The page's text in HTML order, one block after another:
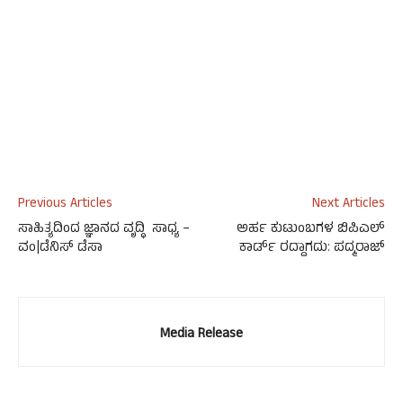
Previous Articles
ಸಾಹಿತ್ಯದಿಂದ ಜ್ಞಾನದ ವೃದ್ಧಿ ಸಾಧ್ಯ –
ವಂ|ಡೆನಿಸ್ ಡೆಸಾ
Next Articles
ಅರ್ಹ ಕುಟುಂಬಗಳ ಬಿಪಿಎಲ್
ಕಾರ್ಡ್ ರದ್ದಾಗದು: ಪದ್ಮರಾಜ್
Media Release